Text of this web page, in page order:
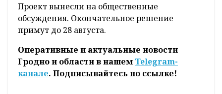
Проект вынесли на общественные
обсуждения. Окончательное решение
примут до 28 августа.
Оперативные и актуальные новости
Гродно и области в нашем Telegram-
канале. Подписывайтесь по ссылке!